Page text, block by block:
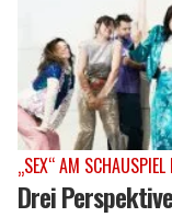
„SEX“ AM
Drei